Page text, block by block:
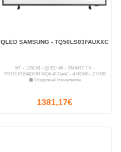
QLED SAMSUNG - TQ50LS03FAUXXC
50" - 125CM - QLED 4K - SMART TV -
PROCESSADOR NQ4 AI Gen2 - 4 HDMI - 2 USB
Disponível brevemente
1381,17€